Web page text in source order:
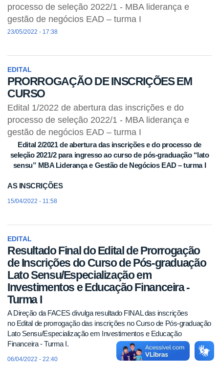
processo de seleção 2022/1 - MBA liderança e
gestão de negócios EAD – turma I
23/05/2022 - 17:38
EDITAL
PRORROGAÇÃO DE INSCRIÇÕES EM
CURSO
Edital 1/2022 de abertura das inscrições e do
processo de seleção 2022/1 - MBA liderança e
gestão de negócios EAD – turma I
Edital 2/2021 de abertura das inscrições e do processo de
seleção 2021/2 para ingresso ao curso de pós-graduação “lato
sensu” MBA Liderança e Gestão de Negócios EAD – turma I
AS INSCRIÇÕES
15/04/2022 - 11:58
EDITAL
Resultado Final do Edital de Prorrogação
de Inscrições do Curso de Pós-graduação
Lato Sensu/Especialização em
Investimentos e Educação Financeira -
Turma I
A Direção da FACES divulga resultado FINAL das inscrições
no Edital de prorrogação das inscrições no Curso de Pós-graduação
Lato Sensu/Especialização em Investimentos e Educação
Financeira - Turma I.
06/04/2022 - 22:40